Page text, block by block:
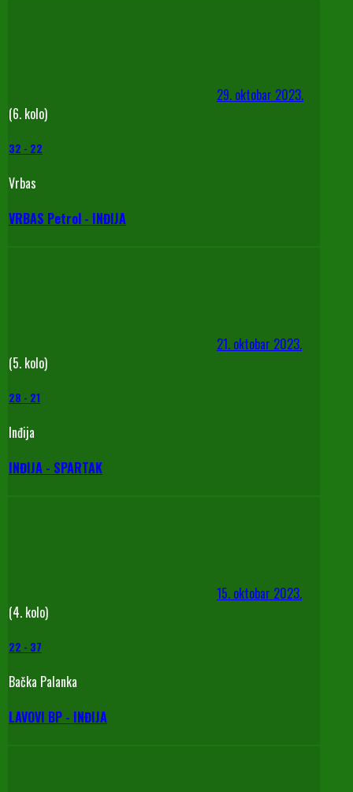
29. oktobar 2023.
(6. kolo)
32 - 22
Vrbas
VRBAS Petrol - INĐIJA
21. oktobar 2023.
(5. kolo)
28 - 21
Inđija
INĐIJA - SPARTAK
15. oktobar 2023.
(4. kolo)
22 - 37
Bačka Palanka
LAVOVI BP - INĐIJA